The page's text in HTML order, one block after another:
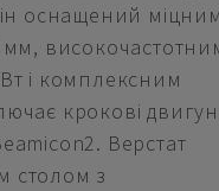
оснащений
і комплексним
крокові
Верстат
столом з